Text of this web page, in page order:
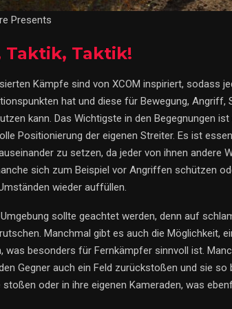
Presents
Taktik, Taktik!
Kämpfe sind von XCOM inspiriert, sodass
hat und diese für Bewegung, Angriff,
kann. Das Wichtigste in den Begegnungen
Positionierung der eigenen Streiter. Es ist
zu setzen, da jeder von ihnen andere
sich zum Beispiel vor Angriffen schützen
wieder auffüllen.
sollte geachtet werden, denn auf
Manchmal gibt es auch die Möglichkeit,
was besonders für Fernkämpfer sinnvoll ist.
Gegner auch ein Feld zurückstoßen und sie so
stoßen oder in ihre eigenen Kameraden, was